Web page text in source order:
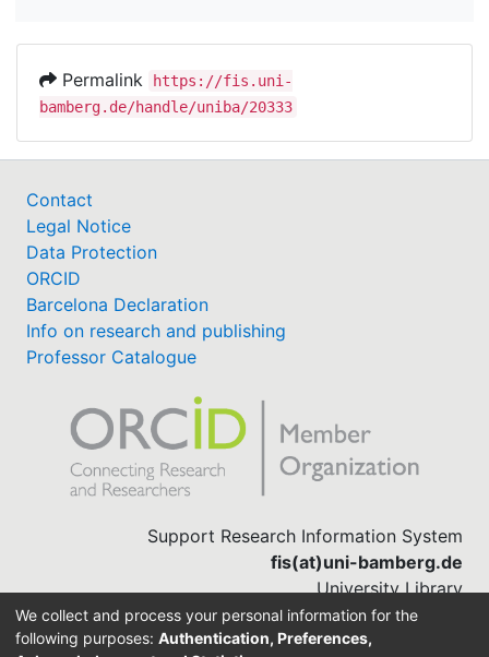
Permalink
https://fis.uni-
bamberg.de/handle/uniba/20333
Contact
Legal Notice
Data Protection
ORCID
Barcelona Declaration
Info on research and publishing
Professor Catalogue
Support Research Information System
fis(at)uni-bamberg.de
University Library
(0951) 863-1568
We collect and process your personal information for the
following purposes: Authentication, Preferences,